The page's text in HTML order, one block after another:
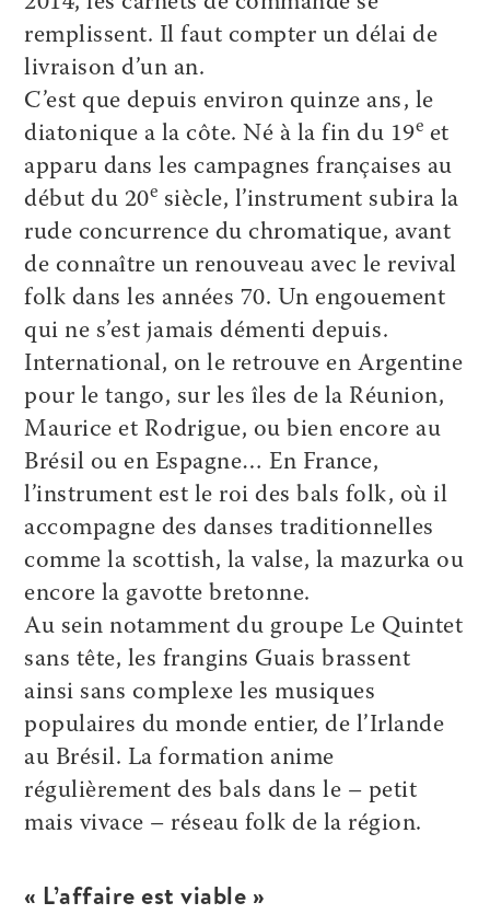
remplissent. Il faut compter un délai de
livraison d’un an.
C’est que depuis environ quinze ans, le
diatonique a la côte. Né à la fin du 19e et
apparu dans les campagnes françaises au
début du 20e siècle, l’instrument subira la
rude concurrence du chromatique, avant
de connaître un renouveau avec le revival
folk dans les années 70. Un engouement
qui ne s’est jamais démenti depuis.
International, on le retrouve en Argentine
pour le tango, sur les îles de la Réunion,
Maurice et Rodrigue, ou bien encore au
Brésil ou en Espagne… En France,
l’instrument est le roi des bals folk, où il
accompagne des danses traditionnelles
comme la scottish, la valse, la mazurka ou
encore la gavotte bretonne.
Au sein notamment du groupe Le Quintet
sans tête, les frangins Guais brassent
ainsi sans complexe les musiques
populaires du monde entier, de l’Irlande
au Brésil. La formation anime
régulièrement des bals dans le – petit
mais vivace – réseau folk de la région.
« L’affaire est viable »